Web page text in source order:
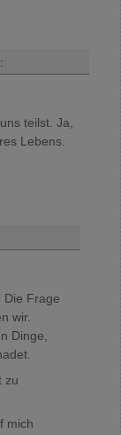
:
teilst. Ja,
Lebens.
Die Frage
wir.
Dinge,
zu
mich